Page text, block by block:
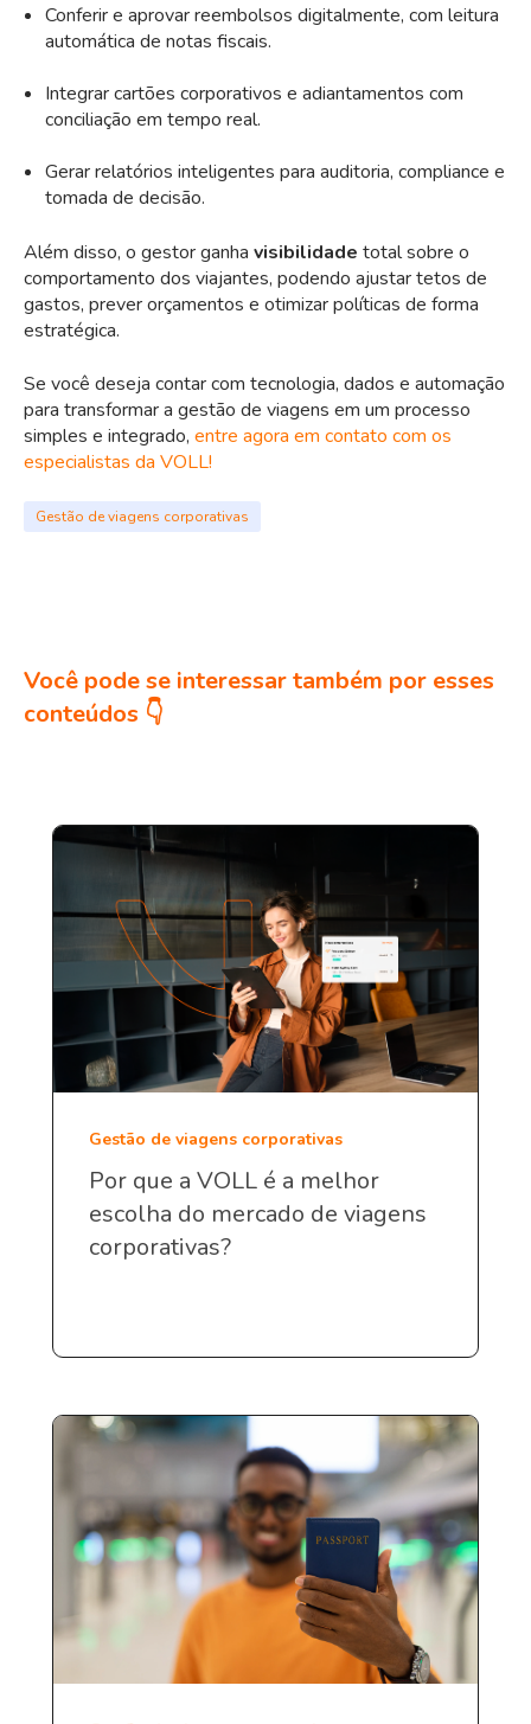
Conferir e aprovar reembolsos digitalmente, com leitura
automática de notas fiscais.
Integrar cartões corporativos e adiantamentos com
conciliação em tempo real.
Gerar relatórios inteligentes para auditoria, compliance e
tomada de decisão.
Além disso, o gestor ganha visibilidade total sobre o
comportamento dos viajantes, podendo ajustar tetos de
gastos, prever orçamentos e otimizar políticas de forma
estratégica.
Se você deseja contar com tecnologia, dados e automação
para transformar a gestão de viagens em um processo
simples e integrado, entre agora em contato com os
especialistas da VOLL!
Gestão de viagens corporativas
Você pode se interessar também por esses
conteúdos 👇
Gestão de viagens corporativas
Por que a VOLL é a melhor
escolha do mercado de viagens
corporativas?